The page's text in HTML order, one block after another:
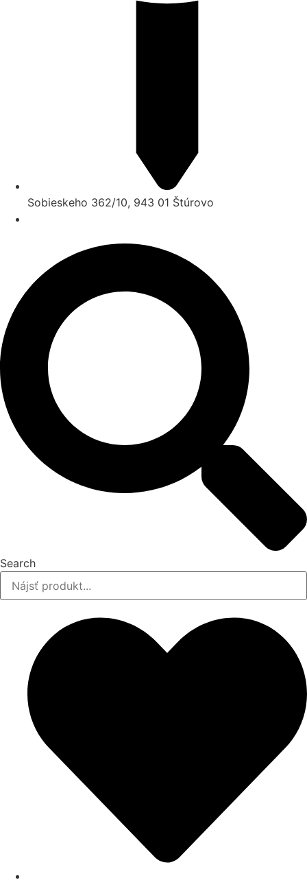
Sobieskeho 362/10, 943 01 Štúrovo
Search